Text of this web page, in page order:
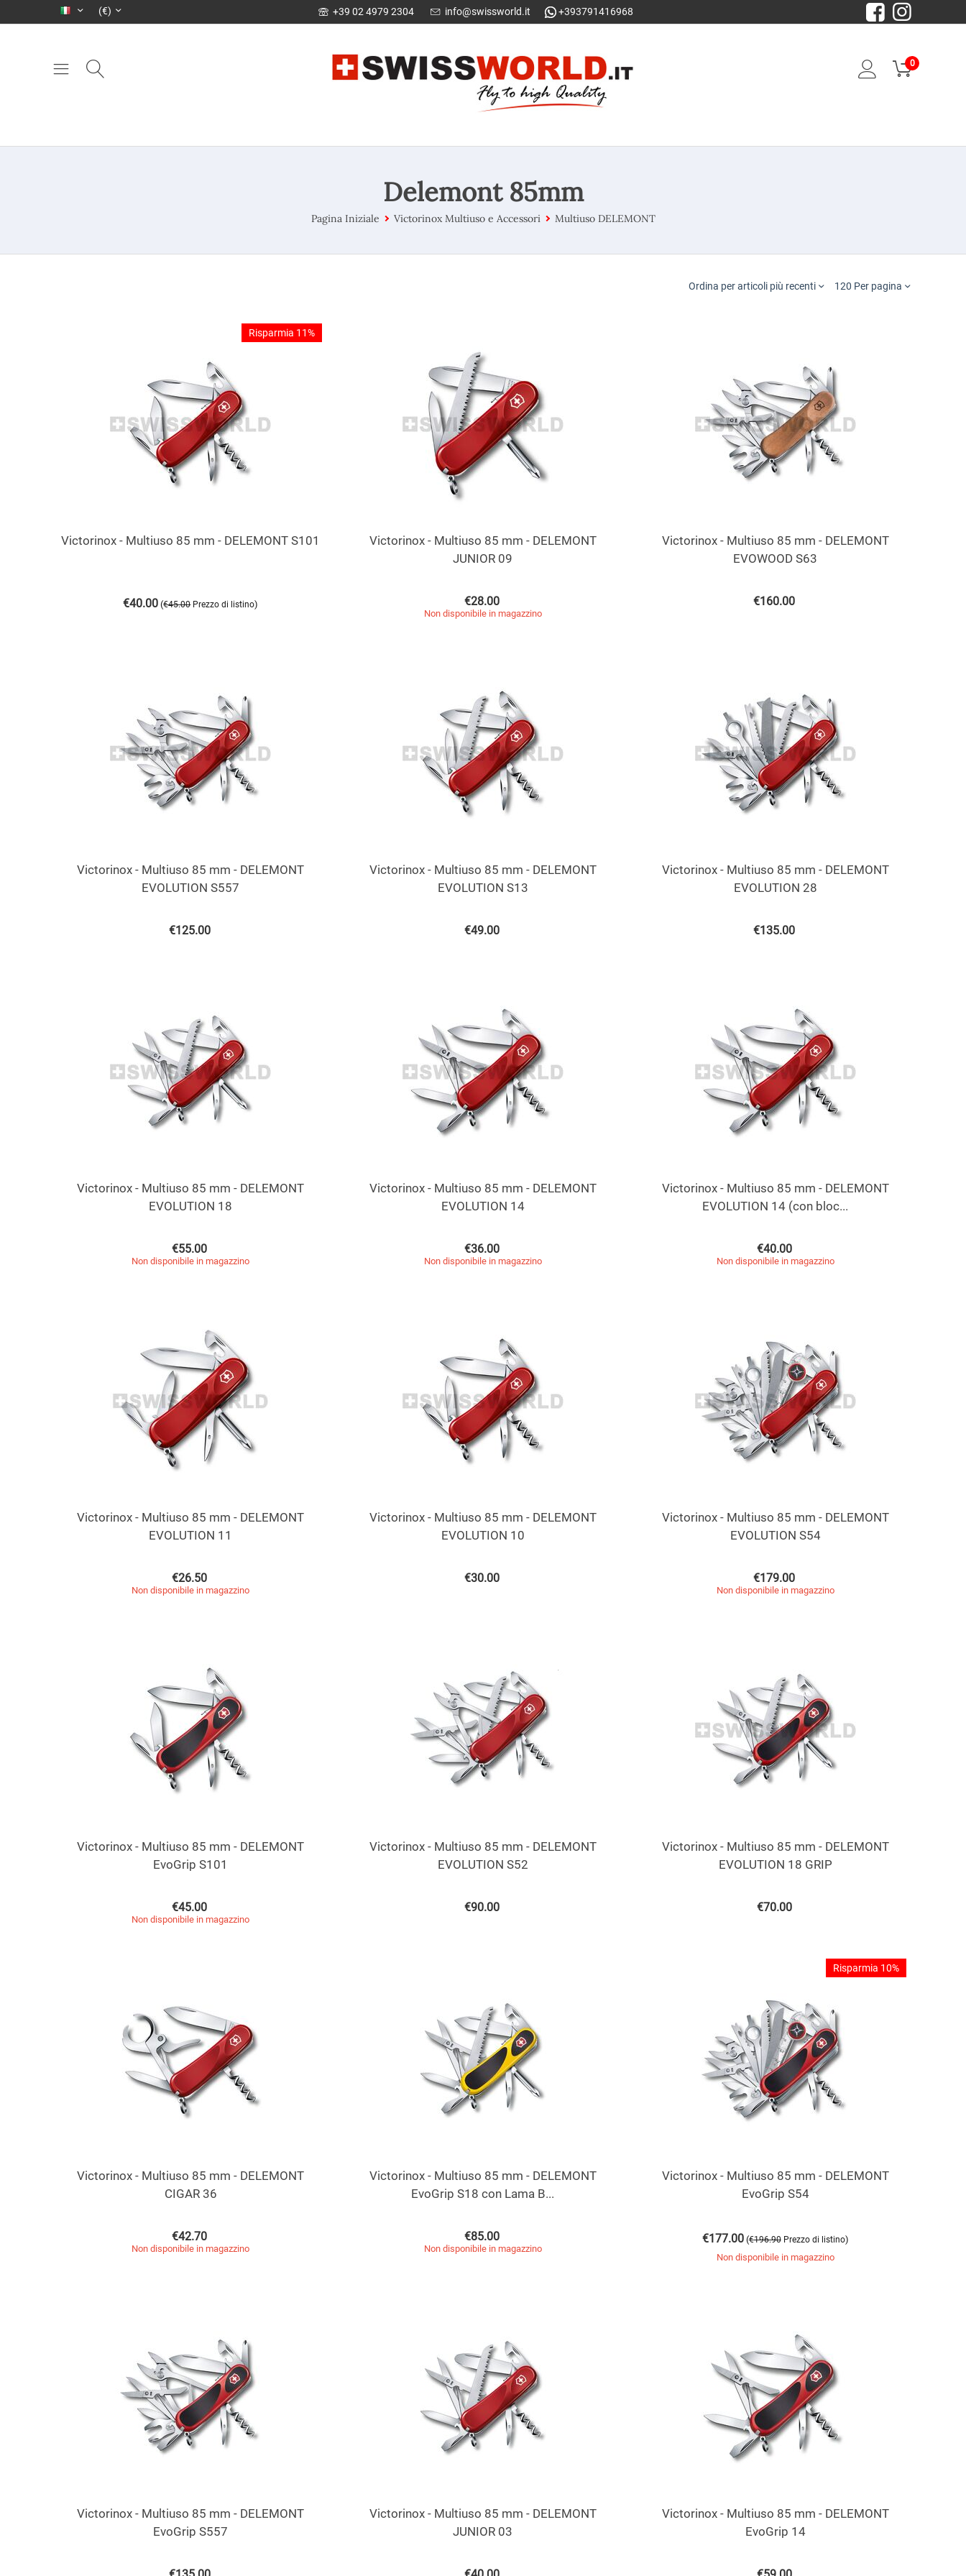
(€) +39 02 4979 2304 info@swissworld.it +393791416968
0
Delemont 85mm
Pagina Iniziale Victorinox Multiuso e Accessori Multiuso DELEMONT
Ordina per articoli più recenti 120 Per pagina
Risparmia 11%
Victorinox - Multiuso 85 mm - DELEMONT S101
€40.00 (€45.00 Prezzo di listino)
Victorinox - Multiuso 85 mm - DELEMONT
JUNIOR 09
€28.00
Non disponibile in magazzino
Victorinox - Multiuso 85 mm - DELEMONT
EVOWOOD S63
€160.00
Victorinox - Multiuso 85 mm - DELEMONT
EVOLUTION S557
€125.00
Victorinox - Multiuso 85 mm - DELEMONT
EVOLUTION S13
€49.00
Victorinox - Multiuso 85 mm - DELEMONT
EVOLUTION 28
€135.00
Victorinox - Multiuso 85 mm - DELEMONT
EVOLUTION 18
€55.00
Non disponibile in magazzino
Victorinox - Multiuso 85 mm - DELEMONT
EVOLUTION 14
€36.00
Non disponibile in magazzino
Victorinox - Multiuso 85 mm - DELEMONT
EVOLUTION 14 (con bloc...
€40.00
Non disponibile in magazzino
Victorinox - Multiuso 85 mm - DELEMONT
EVOLUTION 11
€26.50
Non disponibile in magazzino
Victorinox - Multiuso 85 mm - DELEMONT
EVOLUTION 10
€30.00
Victorinox - Multiuso 85 mm - DELEMONT
EVOLUTION S54
€179.00
Non disponibile in magazzino
Victorinox - Multiuso 85 mm - DELEMONT
EvoGrip S101
€45.00
Non disponibile in magazzino
Victorinox - Multiuso 85 mm - DELEMONT
EVOLUTION S52
€90.00
Victorinox - Multiuso 85 mm - DELEMONT
EVOLUTION 18 GRIP
€70.00
Victorinox - Multiuso 85 mm - DELEMONT
CIGAR 36
€42.70
Non disponibile in magazzino
Victorinox - Multiuso 85 mm - DELEMONT
EvoGrip S18 con Lama B...
€85.00
Non disponibile in magazzino
Risparmia 10%
Victorinox - Multiuso 85 mm - DELEMONT
EvoGrip S54
€177.00 (€196.90 Prezzo di listino)
Non disponibile in magazzino
Victorinox - Multiuso 85 mm - DELEMONT
EvoGrip S557
Victorinox - Multiuso 85 mm - DELEMONT
JUNIOR 03
Victorinox - Multiuso 85 mm - DELEMONT
EvoGrip 14